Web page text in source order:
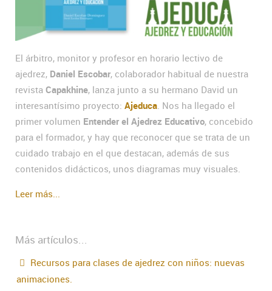
El árbitro, monitor y profesor en horario lectivo de
ajedrez, Daniel Escobar, colaborador habitual de nuestra
revista Capakhine, lanza junto a su hermano David un
interesantísimo proyecto: Ajeduca. Nos ha llegado el
primer volumen Entender el Ajedrez Educativo, concebido
para el formador, y hay que reconocer que se trata de un
cuidado trabajo en el que destacan, además de sus
contenidos didácticos, unos diagramas muy visuales.
Leer más...
Más artículos...
Recursos para clases de ajedrez con niños: nuevas
animaciones.